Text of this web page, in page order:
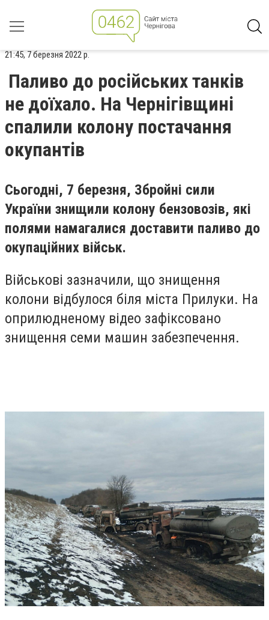
21:45, 7 березня 2022 р.
Паливо до російських танків
не доїхало. На Чернігівщині
спалили колону постачання
окупантів
Сьогодні, 7 березня, Збройні сили
України знищили колону бензовозів, які
полями намагалися доставити паливо до
окупаційних військ.
Військові зазначили, що знищення
колони відбулося біля міста Прилуки. На
оприлюдненому відео зафіксовано
знищення семи машин забезпечення.